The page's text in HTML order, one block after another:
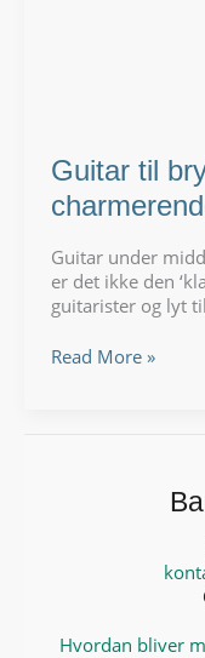
Guitar til
Guitar under
er det ikke den
guitarister og lyt
Guitar
Read More »
Hvordan bliver